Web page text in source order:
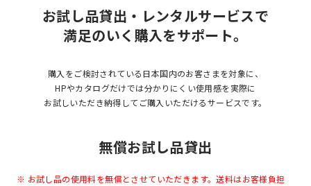
お試し品貸出・レンタルサービスで
満足のいく購入をサポート。
購入をご検討されている日本国内のお客さまを対象に、
HPやカタログだけでは分かりにくい使用感を実際に
お試しいただき納得してご購入いただけるサービスです。
無償お試し品貸出
※ お試し品の使用料を無償とさせていただきます。送料はお客様負担